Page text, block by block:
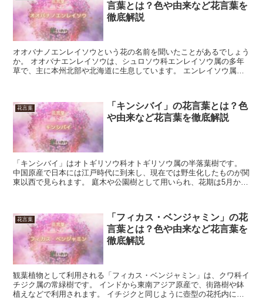
言葉とは？色や由来など花言葉を
徹底解説
オオバナノエンレイソウという花の名前を聞いたことがあるでしょう
か。 オオバナエンレイソウは、シュロソウ科エンレイソウ属の多年
草で、主に本州北部や北海道に生息しています。 エンレイソウ属の
花言葉
「キンシバイ」の花言葉とは？色
や由来など花言葉を徹底解説
「キンシバイ」はオトギリソウ科オトギリソウ属の半落葉樹です。
中国原産で日本には江戸時代に到来し、現在では野生化したものが関
東以西で見られます。 庭木や公園樹として用いられ、花期は5月から
花言葉
「フィカス・ベンジャミン」の花
言葉とは？色や由来など花言葉を
徹底解説
観葉植物として利用される「フィカス・ベンジャミン」は、クワ科イ
チジク属の常緑樹です。 インドから東南アジア原産で、街路樹や鉢
植えなどで利用されます。 イチジクと同じように壺型の花托内に詰